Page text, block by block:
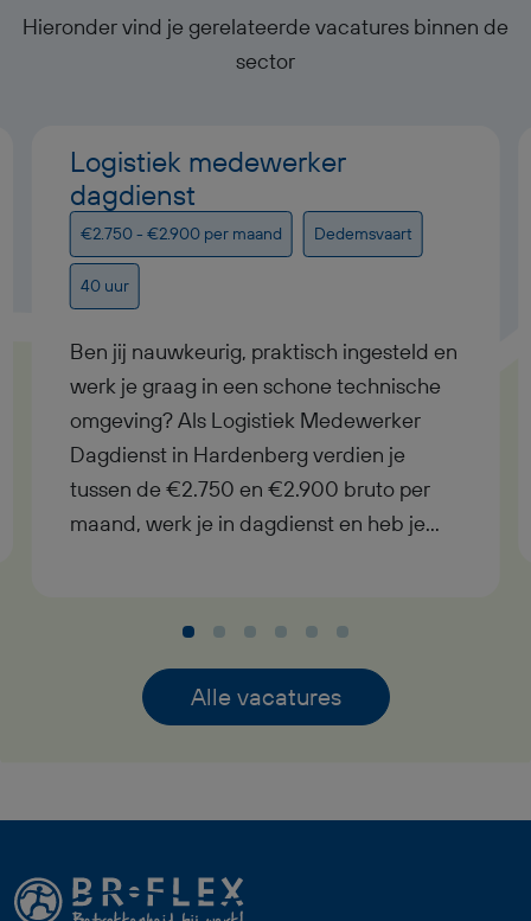
Hieronder vind je gerelateerde vacatures binnen de
sector
Logistiek medewerker
dagdienst
€2.750 - €2.900 per maand Dedemsvaart
40 uur
Ben jij nauwkeurig, praktisch ingesteld en
werk je graag in een schone technische
omgeving? Als Logistiek Medewerker
Dagdienst in Hardenberg verdien je
tussen de €2.750 en €2.900 bruto per
maand, werk je in dagdienst en heb je
Medewerker Dagdienst krijg je
verantwoordelijkheid, pensioenopbouw
vanaf je eerste werkdag,
samenkomen? Dan past deze functie als
Alle vacatures